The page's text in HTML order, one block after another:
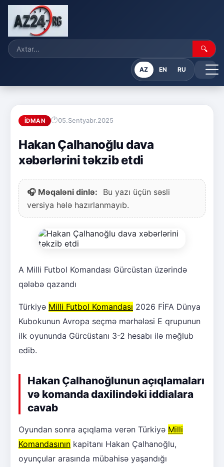
🔍
AZ EN RU
İDMAN 05.Sentyabr.2025
Hakan Çalhanoğlu dava
xəbərlərini təkzib etdi
🎧 Məqaləni dinlə:
Bu yazı üçün səsli
versiya hələ hazırlanmayıb.
A Milli Futbol Komandası Gürcüstan üzərində
qələbə qazandı
Türkiyə Milli Futbol Komandası 2026 FİFA Dünya
Kubokunun Avropa seçmə mərhələsi E qrupunun
ilk oyununda Gürcüstanı 3-2 hesabı ilə məğlub
edib.
Hakan Çalhanoğlunun açıqlamaları
və komanda daxilindəki iddialara
cavab
Oyundan sonra açıqlama verən Türkiyə Milli
Komandasının kapitanı Hakan Çalhanoğlu,
oyunçular arasında mübahisə yaşandığı